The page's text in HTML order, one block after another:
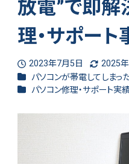
放電”で即解
理・サポート
投稿日
2023年7月5日
更新日
2025
カテゴリー
パソコンが帯電してしまっ
カテゴリー
パソコン修理・サポート実